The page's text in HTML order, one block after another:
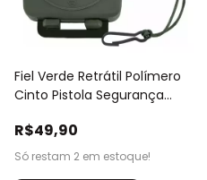
Fiel Verde Retrátil Polímero
Cinto Pistola Segurança
R$49,90
Só restam 2 em estoque!